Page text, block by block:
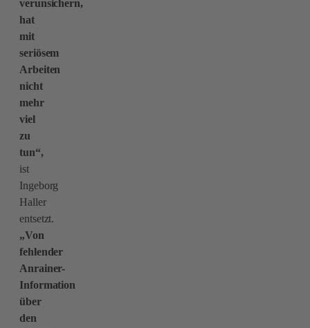
verunsichern,
hat
mit
seriösem
Arbeiten
nicht
mehr
viel
zu
tun“,
ist
Ingeborg
Haller
entsetzt.
„Von
fehlender
Anrainer-
Information
über
den